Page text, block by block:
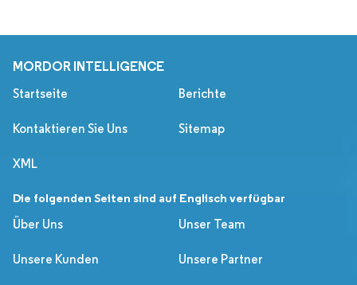
MORDOR INTELLIGENCE
Startseite Berichte
Kontaktieren Sie Uns Sitemap
XML
Die folgenden Seiten sind auf Englisch verfügbar
Über Uns
Unser Team
Unsere Kunden Unsere Partner